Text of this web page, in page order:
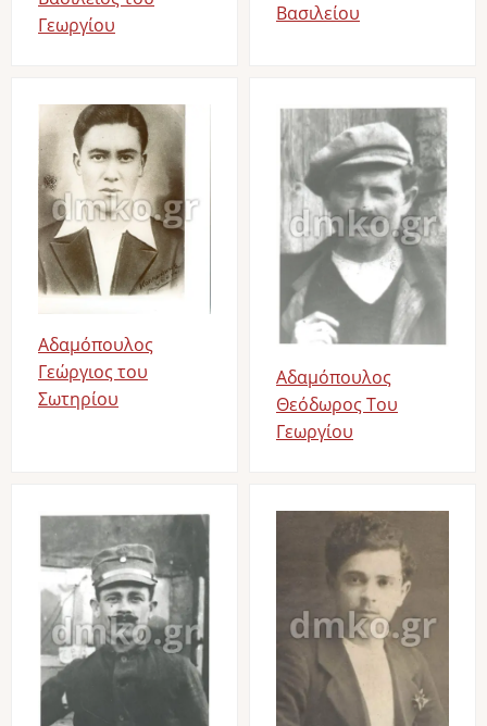
Γεωργίου
Βασιλείου
Image
Αδαμόπουλος
Γεώργιος του
Σωτηρίου
Image
Αδαμόπουλος
Θεόδωρος Του
Γεωργίου
Image